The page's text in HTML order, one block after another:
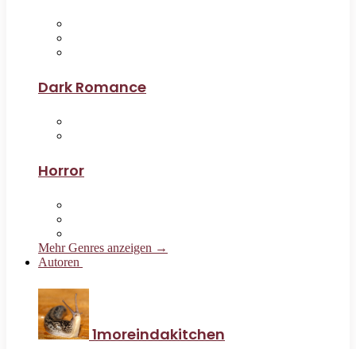
Dark Romance
Horror
Mehr Genres anzeigen →
Autoren
1moreindakitchen